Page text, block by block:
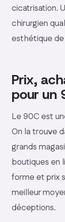
cicatrisation.
chirurgien
esthétique
Prix,
pour un
Le 90C est
On la trouve
grands
boutiques en
forme et prix
meilleur
déceptions.